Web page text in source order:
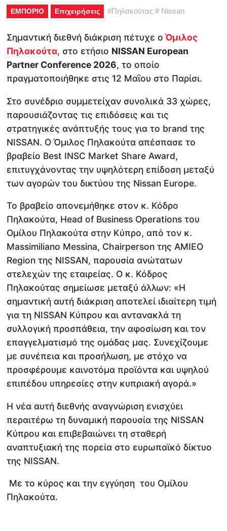
ΕΜΠΟΡΙΟ Επιχειρήσεις #Πηλακούτας # Nissan
Σημαντική διεθνή διάκριση πέτυχε ο Όμιλος
Πηλακούτα, στο ετήσιο NISSAN European
Partner Conference 2026, το οποίο
πραγματοποιήθηκε στις 12 Μαΐου στο Παρίσι.
Στο συνέδριο συμμετείχαν συνολικά 33 χώρες,
παρουσιάζοντας τις επιδόσεις και τις
στρατηγικές ανάπτυξής τους για το brand της
NISSAN. Ο Όμιλος Πηλακούτα απέσπασε το
βραβείο Best INSC Market Share Award,
επιτυγχάνοντας την υψηλότερη επίδοση μεταξύ
των αγορών του δικτύου της Nissan Europe.
Το βραβείο απονεμήθηκε στον κ. Κόδρο
Πηλακούτα, Head of Business Operations του
Ομίλου Πηλακούτα στην Κύπρο, από τον κ.
Massimiliano Messina, Chairperson της AMIEO
Region της NISSAN, παρουσία ανώτατων
στελεχών της εταιρείας. Ο κ. Κόδρος
Πηλακούτας σημείωσε μεταξύ άλλων: «Η
σημαντική αυτή διάκριση αποτελεί ιδιαίτερη τιμή
για τη NISSAN Κύπρου και αντανακλά τη
συλλογική προσπάθεια, την αφοσίωση και τον
επαγγελματισμό της ομάδας μας. Συνεχίζουμε
με συνέπεια και προσήλωση, με στόχο να
προσφέρουμε καινοτόμα προϊόντα και υψηλού
επιπέδου υπηρεσίες στην κυπριακή αγορά.»
Η νέα αυτή διεθνής αναγνώριση ενισχύει
περαιτέρω τη δυναμική παρουσία της NISSAN
Κύπρου και επιβεβαιώνει τη σταθερή
αναπτυξιακή της πορεία στο ευρωπαϊκό δίκτυο
της NISSAΝ.
Με το κύρος και την εγγύηση του Ομίλου
Πηλακούτα.